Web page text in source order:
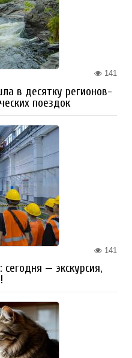
141
в десятку регионов-
поездок
141
— экскурсия,